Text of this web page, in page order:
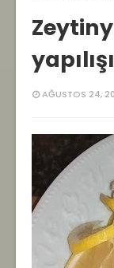
yapılışı
AĞUSTOS 24,